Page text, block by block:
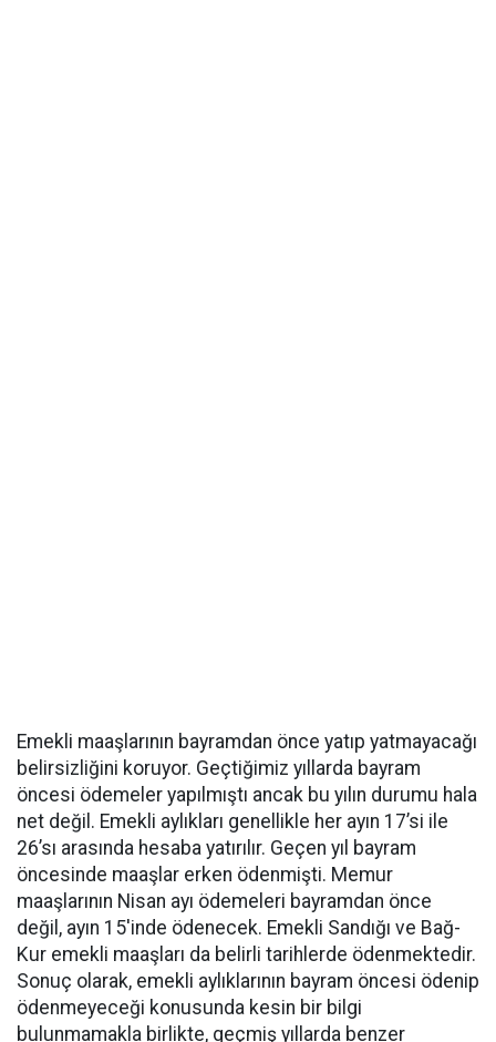
Emekli maaşlarının bayramdan önce yatıp yatmayacağı
belirsizliğini koruyor. Geçtiğimiz yıllarda bayram
öncesi ödemeler yapılmıştı ancak bu yılın durumu hala
net değil. Emekli aylıkları genellikle her ayın 17’si ile
26’sı arasında hesaba yatırılır. Geçen yıl bayram
öncesinde maaşlar erken ödenmişti. Memur
maaşlarının Nisan ayı ödemeleri bayramdan önce
değil, ayın 15'inde ödenecek. Emekli Sandığı ve Bağ-
Kur emekli maaşları da belirli tarihlerde ödenmektedir.
Sonuç olarak, emekli aylıklarının bayram öncesi ödenip
ödenmeyeceği konusunda kesin bir bilgi
bulunmamakla birlikte, geçmiş yıllarda benzer